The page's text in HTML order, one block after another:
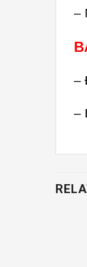
–
–
–